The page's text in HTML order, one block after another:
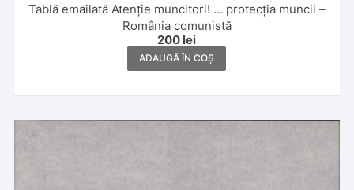
Tablă emailată Atenție muncitori! … protecția muncii –
România comunistă
200 lei
ADAUGĂ ÎN COȘ